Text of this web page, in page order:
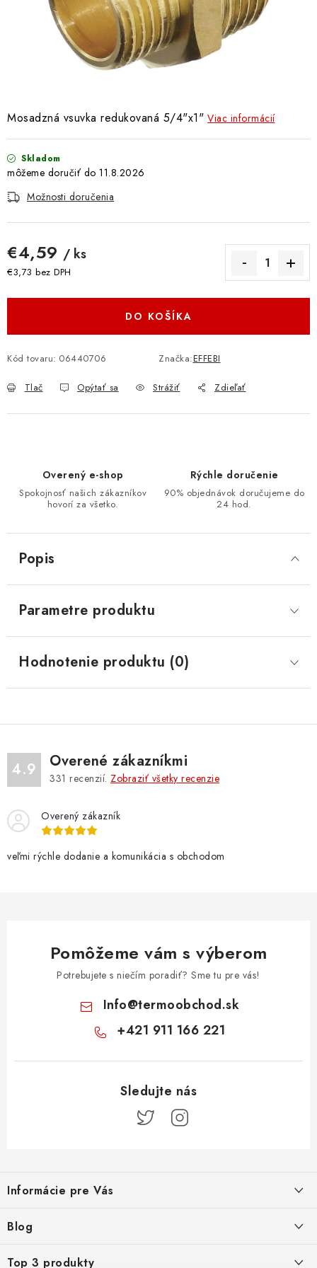
Doprava a Platba
Mosadzná vsuvka redukovaná 5/4"x1" Viac informácií
Skladom
11.8.2026
Možnosti doručenia
€4,59 / ks
€3,73 bez DPH
DO KOŠÍKA
Kód tovaru: 06440706 Značka:EFFEBI
Tlač Opýtať sa Strážiť Zdieľať
Overený e-shop
Spokojnosť našich zákazníkov
hovorí za všetko.
Rýchle doručenie
90% objednávok doručujeme do
24 hod.
Popis
Parametre produktu
Hodnotenie produktu (0)
4.9 Overené zákazníkmi
331 recenzií. Zobraziť všetky recenzie
Overený zákazník
veľmi rýchle dodanie a komunikácia s obchodom
Pomôžeme vám s výberom
Potrebujete s niečím poradiť? Sme tu pre vás!
Info@termoobchod.sk
+421 911 166 221
p
ä
Informácie pre Vás
Blog
Top 3 produkty